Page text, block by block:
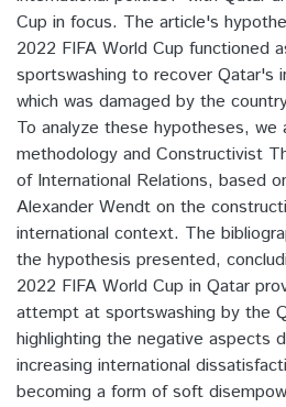
Cup in focus. The article's
2022 FIFA World Cup functioned
sportswashing to recover Qatar's
which was damaged by the
To analyze these hypotheses,
methodology and Constructivist
of International Relations, based
Alexander Wendt on the
international context. The
the hypothesis presented,
2022 FIFA World Cup in Qatar
attempt at sportswashing by the
highlighting the negative aspects
increasing international
becoming a form of soft